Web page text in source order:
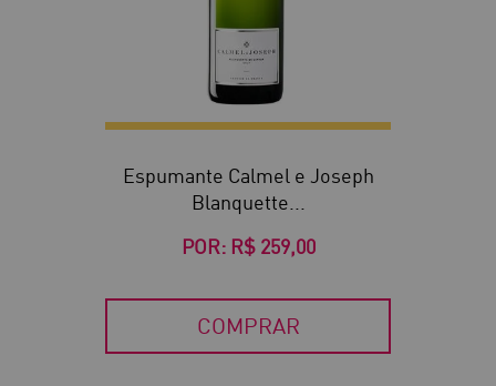
Espumante Calmel e Joseph
Blanquette...
POR: R$ 259,00
COMPRAR